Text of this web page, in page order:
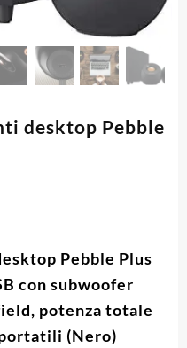
desktop Pebble
Pebble Plus
con subwoofer
potenza totale
portatili (Nero)